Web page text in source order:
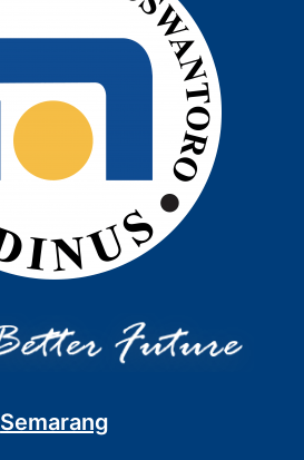
Semarang